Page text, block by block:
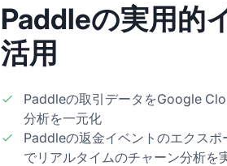
Paddleの実用的
活用
Paddleの取引データをGoogle
分析を一元化
Paddleの返金イベントのエクス
でリアルタイムのチャーン分析を